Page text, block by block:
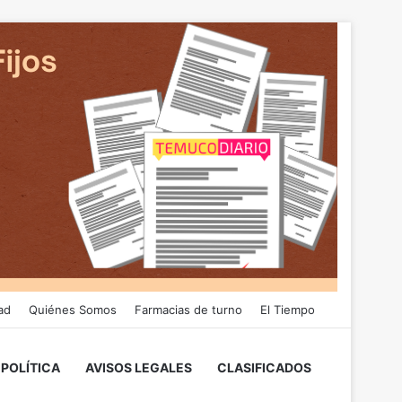
Quiénes Somos Farmacias de turno El Tiempo
POLÍTICA AVISOS LEGALES CLASIFICADOS